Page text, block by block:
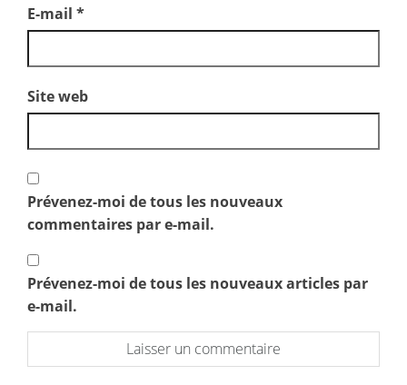
E-mail *
Site web
Prévenez-moi de tous les nouveaux
commentaires par e-mail.
Prévenez-moi de tous les nouveaux articles par
e-mail.